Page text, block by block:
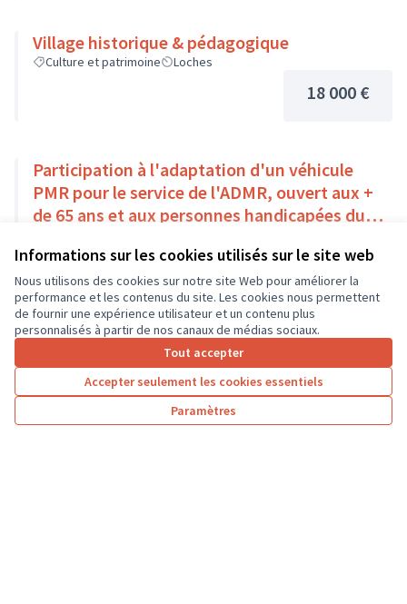
Informations sur les cookies utilisés sur le site web
Nous utilisons des cookies sur notre site Web pour améliorer la
performance et les contenus du site. Les cookies nous permettent
de fournir une expérience utilisateur et un contenu plus
personnalisés à partir de nos canaux de médias sociaux.
Tout accepter
Accepter seulement les cookies essentiels
Paramètres
Village historique & pédagogique
Culture et patrimoine Loches
18 000 €
Participation à l'adaptation d'un véhicule
PMR pour le service de l'ADMR, ouvert aux +
de 65 ans et aux personnes handicapées du
18 000 €
Résultats par page : 25
1 2 3 4